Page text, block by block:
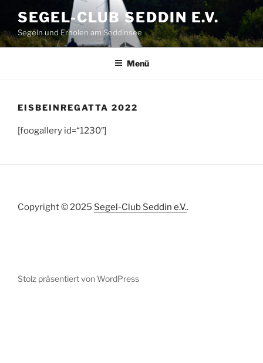
Inhalt
springen
SEGEL-CLUB SEDDIN E.V.
Segeln und Erholen am Seddinsee
Menü
EISBEINREGATTA 2022
[foogallery id=“1230″]
Copyright © 2025 Segel-Club Seddin e.V..
Stolz präsentiert von WordPress